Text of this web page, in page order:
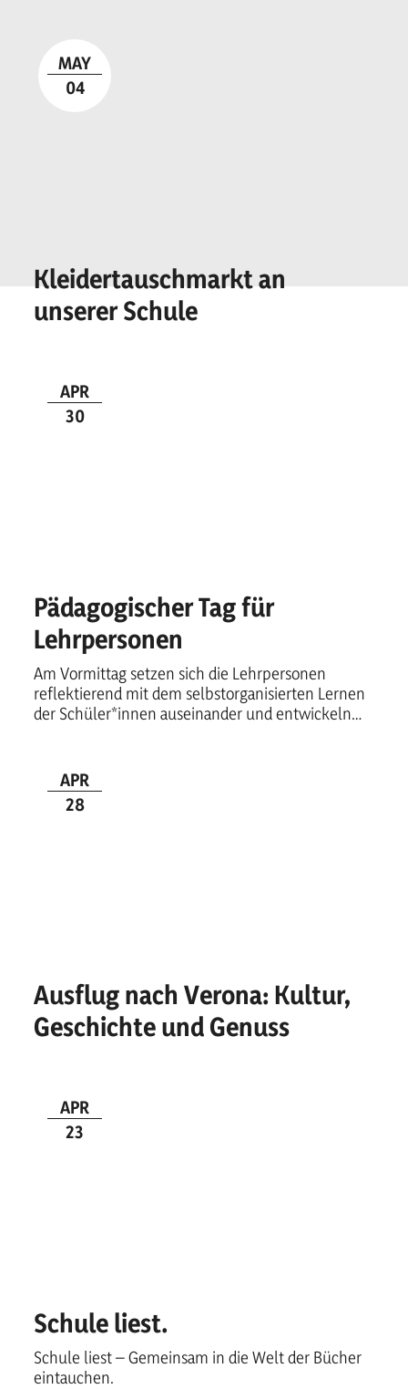
MAY
04
Kleidertauschmarkt an
unserer Schule
APR
30
Pädagogischer Tag für
Lehrpersonen
Am Vormittag setzen sich die Lehrpersonen
reflektierend mit dem selbstorganisierten Lernen
der Schüler*innen auseinander und entwickeln
APR
28
Ausflug nach Verona: Kultur,
Geschichte und Genuss
APR
23
Schule liest.
Schule liest – Gemeinsam in die Welt der Bücher
eintauchen.